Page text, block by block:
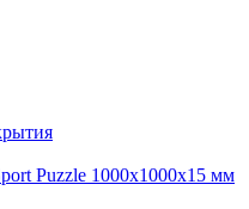
Puzzle 1000x1000x15 мм